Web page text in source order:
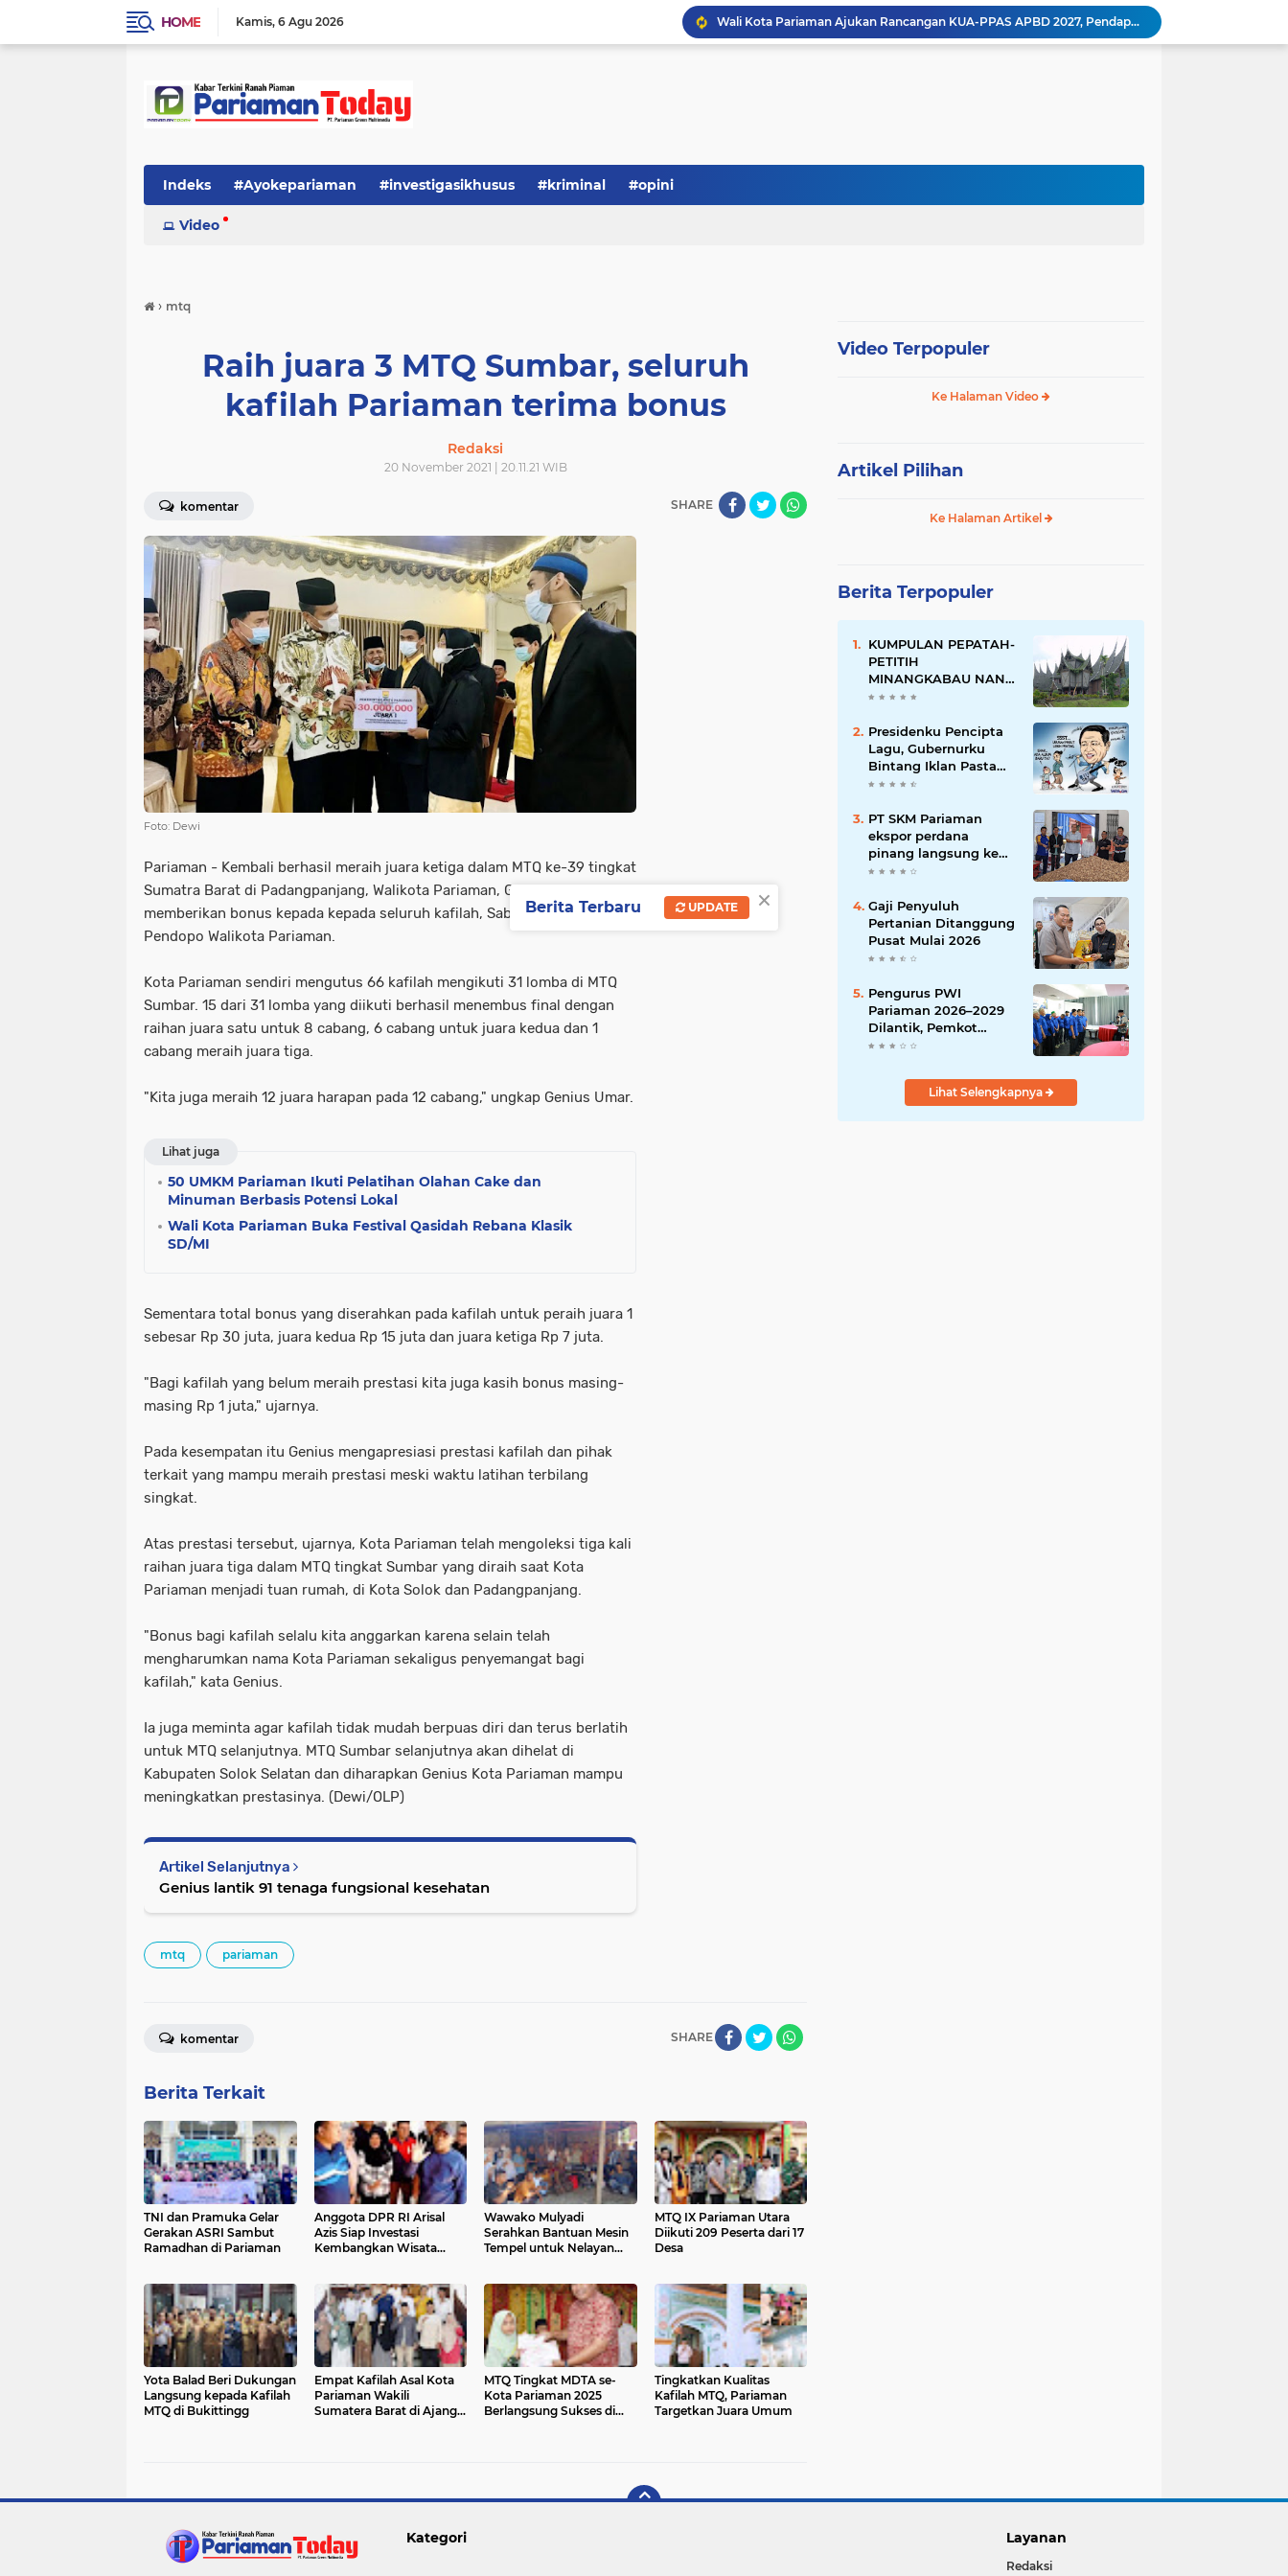
HOME Kamis 6 Agu 2026
Wali Kota Pariaman Ajukan Rancangan KUA-PPAS APBD 2027, Pendapatan Diproyeksikan Rp626,1 Miliar
Pemkot Pariaman Mulai Pusdiklat Paskibraka 2026, Wali Kota Tekankan Pentingnya Disiplin
Pariaman Terapkan Teknologi Pertanian Modern untuk Tingkatkan Produktivitas Padi
Indeks #Ayokepariaman #investigasikhusus #kriminal #opini
Video
› mtq
Raih juara 3 MTQ Sumbar, seluruh
kafilah Pariaman terima bonus
Redaksi
20 November 2021 | 20.11.21 WIB
komentar SHARE
Foto: Dewi
Pariaman - Kembali berhasil meraih juara ketiga dalam MTQ ke-39 tingkat
Sumatra Barat di Padangpanjang, Walikota Pariaman, Genius Umar
memberikan bonus kepada kepada seluruh kafilah, Sabtu (20/11) di
Pendopo Walikota Pariaman.
Kota Pariaman sendiri mengutus 66 kafilah mengikuti 31 lomba di MTQ
Sumbar. 15 dari 31 lomba yang diikuti berhasil menembus final dengan
raihan juara satu untuk 8 cabang, 6 cabang untuk juara kedua dan 1
cabang meraih juara tiga.
"Kita juga meraih 12 juara harapan pada 12 cabang," ungkap Genius Umar.
Lihat juga
50 UMKM Pariaman Ikuti Pelatihan Olahan Cake dan
Minuman Berbasis Potensi Lokal
Wali Kota Pariaman Buka Festival Qasidah Rebana Klasik
SD/MI
Sementara total bonus yang diserahkan pada kafilah untuk peraih juara 1
sebesar Rp 30 juta, juara kedua Rp 15 juta dan juara ketiga Rp 7 juta.
"Bagi kafilah yang belum meraih prestasi kita juga kasih bonus masing-
masing Rp 1 juta," ujarnya.
Pada kesempatan itu Genius mengapresiasi prestasi kafilah dan pihak
terkait yang mampu meraih prestasi meski waktu latihan terbilang
singkat.
Atas prestasi tersebut, ujarnya, Kota Pariaman telah mengoleksi tiga kali
raihan juara tiga dalam MTQ tingkat Sumbar yang diraih saat Kota
Pariaman menjadi tuan rumah, di Kota Solok dan Padangpanjang.
"Bonus bagi kafilah selalu kita anggarkan karena selain telah
mengharumkan nama Kota Pariaman sekaligus penyemangat bagi
kafilah," kata Genius.
Ia juga meminta agar kafilah tidak mudah berpuas diri dan terus berlatih
untuk MTQ selanjutnya. MTQ Sumbar selanjutnya akan dihelat di
Kabupaten Solok Selatan dan diharapkan Genius Kota Pariaman mampu
meningkatkan prestasinya. (Dewi/OLP)
Artikel Selanjutnya
Genius lantik 91 tenaga fungsional kesehatan
mtq pariaman
SHARE
komentar
Berita Terkait
TNI dan Pramuka Gelar
Gerakan ASRI Sambut
Ramadhan di Pariaman
Anggota DPR RI Arisal
Azis Siap Investasi
Kembangkan Wisata
Wawako Mulyadi
Serahkan Bantuan Mesin
Tempel untuk Nelayan
MTQ IX Pariaman Utara
Diikuti 209 Peserta dari 17
Desa
Yota Balad Beri Dukungan
Langsung kepada Kafilah
MTQ di Bukittingg
Empat Kafilah Asal Kota
Pariaman Wakili
Sumatera Barat di Ajang
MTQ Tingkat MDTA se-
Kota Pariaman 2025
Berlangsung Sukses di
Tingkatkan Kualitas
Kafilah MTQ, Pariaman
Targetkan Juara Umum
Video Terpopuler
Ke Halaman Video
Artikel Pilihan
Ke Halaman Artikel
Berita Terpopuler
KUMPULAN PEPATAH-
PETITIH
MINANGKABAU NAN
ELOK
Presidenku Pencipta
Lagu, Gubernurku
Bintang Iklan Pasta
Gigi
PT SKM Pariaman
ekspor perdana
pinang langsung ke
India
Gaji Penyuluh
Pertanian Ditanggung
Pusat Mulai 2026
Pengurus PWI
Pariaman 2026–2029
Dilantik, Pemkot
Tekankan Sinergi dan
Lihat Selengkapnya
Kategori Layanan
Redaksi
×
Berita Terbaru UPDATE